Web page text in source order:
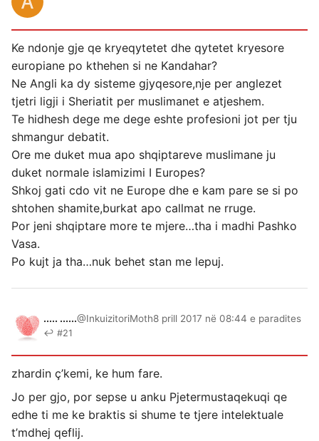
Ke ndonje gje qe kryeqytetet dhe qytetet kryesore
europiane po kthehen si ne Kandahar?
Ne Angli ka dy sisteme gjyqesore,nje per anglezet
tjetri ligji i Sheriatit per muslimanet e atjeshem.
Te hidhesh dege me dege eshte profesioni jot per tju
shmangur debatit.
Ore me duket mua apo shqiptareve muslimane ju
duket normale islamizimi I Europes?
Shkoj gati cdo vit ne Europe dhe e kam pare se si po
shtohen shamite,burkat apo callmat ne rruge.
Por jeni shqiptare more te mjere…tha i madhi Pashko
Vasa.
Po kujt ja tha…nuk behet stan me lepuj.
..... ......@InkuizitoriMoth8 prill 2017 në 08:44 e paradites
↩ #21
zhardin ç’kemi, ke hum fare.
Jo per gjo, por sepse u anku Pjetermustaqekuqi qe
edhe ti me ke braktis si shume te tjere intelektuale
t’mdhej qeflij.